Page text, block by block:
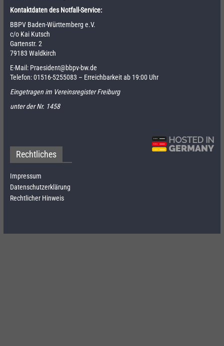
Kontaktdaten des Notfall-Service:
BBPV Baden-Württemberg e.V.
c/o Kai Kutsch
Gartenstr. 2
79183 Waldkirch
E-Mail: Praesident@bbpv-bw.de
Telefon:01516-5255083 – Erreichbarkeit ab 19:00 Uhr
Eingetragen im Vereinsregister Freiburg
unter der Nr. 1458
Rechtliches
Impressum
Datenschutzerklärung
Rechtlicher Hinweis